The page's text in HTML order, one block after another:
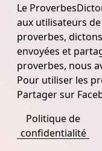
Le
aux utilisateurs
proverbes,
envoyées et
proverbes, nous
Pour utiliser les
Partager sur
Politique de
confidentialité